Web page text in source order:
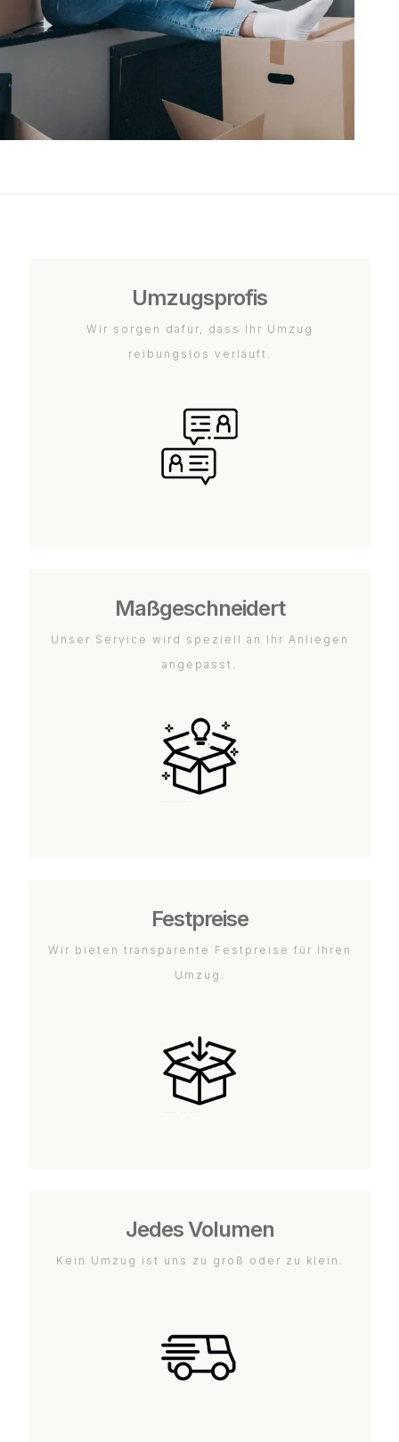
Umzugsprofis
Wir sorgen dafür, dass Ihr Umzug
reibungslos verläuft.
Maßgeschneidert
Unser Service wird speziell an Ihr Anliegen
angepasst.
Festpreise
Wir bieten transparente Festpreise für Ihren
Umzug.
Jedes Volumen
Kein Umzug ist uns zu groß oder zu klein.